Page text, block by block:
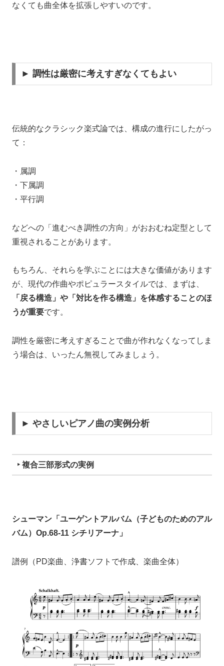
なくても曲全体を拡張しやすいのです。
► 調性は厳密に考えすぎなくてもよい
伝統的なクラシック楽式論では、構成の進行にしたがっ
て：
・属調
・下属調
・平行調
などへの「進むべき調性の方向」がおおむね定型として
重視されることがあります。
もちろん、それらを学ぶことには大きな価値があります
が、現代の作曲やポピュラースタイルでは、まずは、
「戻る構造」や「対比を作る構造」を体感することのほ
うが重要です。
調性を厳密に考えすぎることで曲が作れなくなってしま
う場合は、いったん無視してみましょう。
► やさしいピアノ曲の実例分析
‣ 複合三部形式の実例
シューマン「ユーゲントアルバム（子どものためのアル
バム）Op.68-11 シチリアーナ」
譜例（PD楽曲、浄書ソフトで作成、楽曲全体）